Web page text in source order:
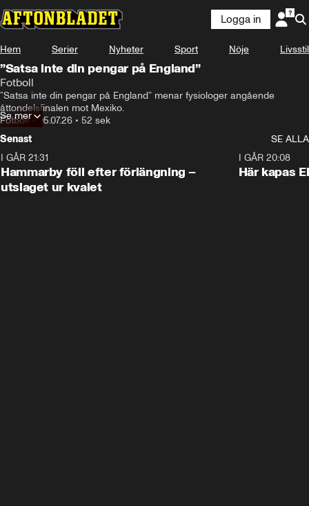
Logga in
Hem Serier Nyheter Sport Nöje Livsstil
”Satsa inte din pengar på England”
Fotboll
”Satsa inte din pengar på England” menar fysiologer angående
Fotboll•05.07.26 • 52 sek
Se mer
Senast
SE ALLA
I GÅR 21:31
Hammarby föll efter förlängning –
utslaget ur kvalet
I GÅR 20:08
Här kapas